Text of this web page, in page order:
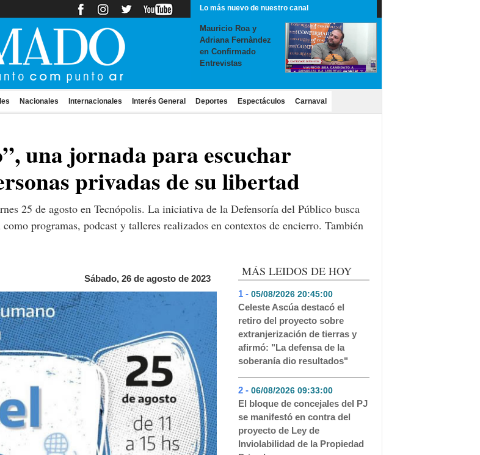
Lo más nuevo de nuestro canal
Mauricio Roa y
Adriana Fernàndez
en Confirmado
Entrevistas
Nacionales Internacionales Interés General Deportes Espectáculos Carnaval
una jornada para escuchar
privadas de su libertad
25 de agosto en Tecnópolis. La iniciativa de la Defensoría del Público busca
programas, podcast y talleres realizados en contextos de encierro. También
Sábado, 26 de agosto de 2023
MÁS LEIDOS DE HOY
1 - 05/08/2026 20:45:00- 404
Celeste Ascúa destacó el
retiro del proyecto sobre
extranjerización de tierras y
afirmó: "La defensa de la
soberanía dio resultados"
2 - 06/08/2026 09:33:00- 215
El bloque de concejales del PJ
se manifestó en contra del
proyecto de Ley de
Inviolabilidad de la Propiedad